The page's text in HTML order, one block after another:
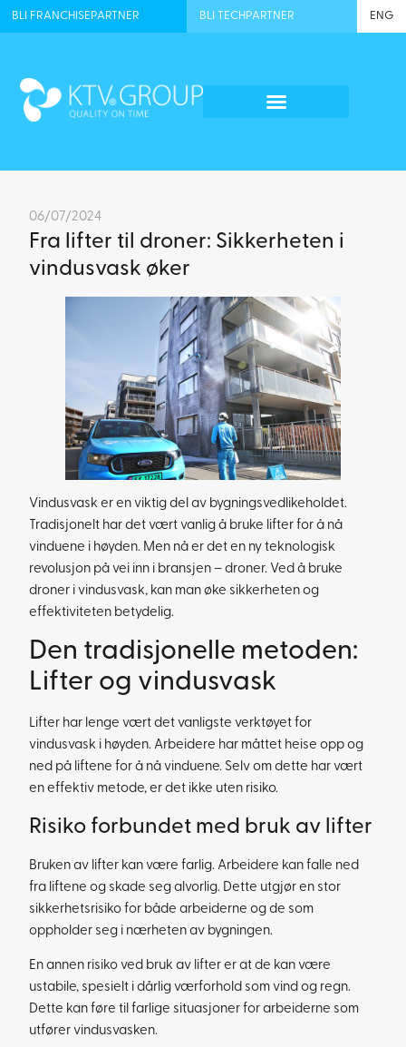
BLI FRANCHISEPARTNER BLI TECHPARTNER ENG
06/07/2024
Fra lifter til droner: Sikkerheten i
vindusvask øker
Vindusvask er en viktig del av bygningsvedlikeholdet.
Tradisjonelt har det vært vanlig å bruke lifter for å nå
vinduene i høyden. Men nå er det en ny teknologisk
revolusjon på vei inn i bransjen – droner. Ved å bruke
droner i vindusvask, kan man øke sikkerheten og
effektiviteten betydelig.
Den tradisjonelle metoden:
Lifter og vindusvask
Lifter har lenge vært det vanligste verktøyet for
vindusvask i høyden. Arbeidere har måttet heise opp og
ned på liftene for å nå vinduene. Selv om dette har vært
en effektiv metode, er det ikke uten risiko.
Risiko forbundet med bruk av lifter
Bruken av lifter kan være farlig. Arbeidere kan falle ned
fra liftene og skade seg alvorlig. Dette utgjør en stor
sikkerhetsrisiko for både arbeiderne og de som
oppholder seg i nærheten av bygningen.
En annen risiko ved bruk av lifter er at de kan være
ustabile, spesielt i dårlig værforhold som vind og regn.
Dette kan føre til farlige situasjoner for arbeiderne som
utfører vindusvasken.